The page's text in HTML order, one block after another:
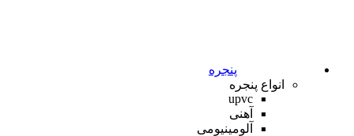
پنجره
انواع پنجره
upvc
آهنی
آلومینیومی